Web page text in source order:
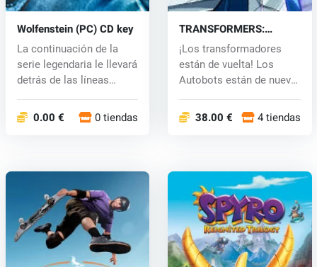
Wolfenstein (PC) CD key
La continuación de la
serie legendaria le llevará
detrás de las líneas
0.00 € 0 tiendas
TRANSFORMERS:
Devastation (PC) CD key
¡Los transformadores
están de vuelta! Los
Autobots están de nuevo
38.00 € 4 tiendas